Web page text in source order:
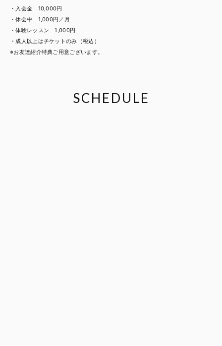
・入会金 10,000円
・休会中 1,000円／月
・体験レッスン 1,000円
・成人以上はチケットのみ（税込）
※お友達紹介特典ご用意ございます。
SCHEDULE